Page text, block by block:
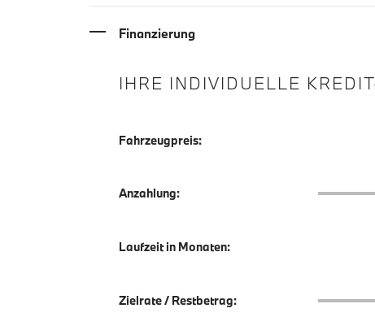
Finanzierung
IHRE INDIVIDUELLE
Fahrzeugpreis:
Anzahlung:
Laufzeit in Monaten:
Zielrate / Restbetrag: Zielrate /